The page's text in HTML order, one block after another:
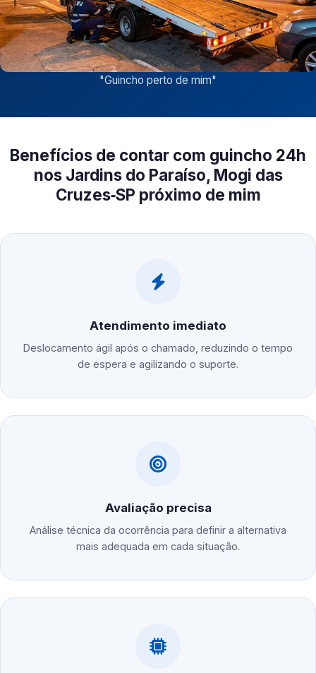
"Guincho perto de mim"
Benefícios de contar com guincho 24h
nos Jardins do Paraíso, Mogi das
Cruzes‑SP próximo de mim
Atendimento imediato
Deslocamento ágil após o chamado, reduzindo o tempo
de espera e agilizando o suporte.
Avaliação precisa
Análise técnica da ocorrência para definir a alternativa
mais adequada em cada situação.